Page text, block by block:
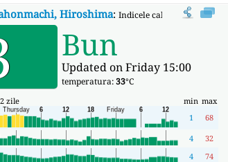
Hiroshima: Indicele calității aerului
Bun
Updated on Friday 15:00
temperatura:33°C
zile min max
1
68
4
32
4
74